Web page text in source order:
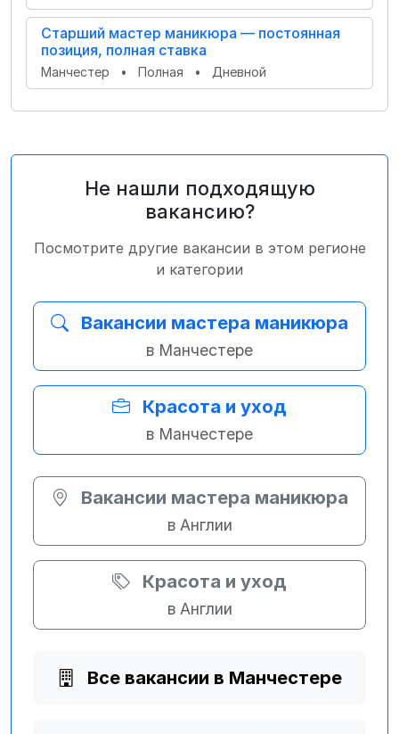
Старший мастер маникюра — постоянная
позиция, полная ставка
Манчестер • Полная • Дневной
Не нашли подходящую
вакансию?
Посмотрите другие вакансии в этом регионе
и категории
Вакансии мастера маникюра
в Манчестере
Красота и уход
в Манчестере
Вакансии мастера маникюра
в Англии
Красота и уход
в Англии
Все вакансии в Манчестере